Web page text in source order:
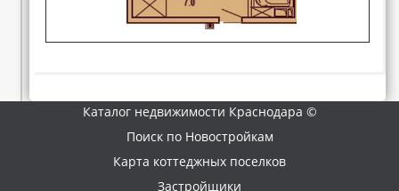
Каталог недвижимости Краснодара ©
Поиск по Новостройкам
Карта коттеджных поселков
Застройщики